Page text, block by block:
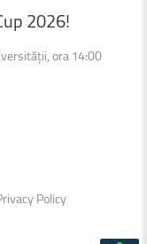
2026!
ora 14:00
Policy